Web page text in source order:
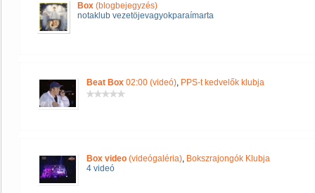
Box (blogbejegyzés)
notaklub vezetöjevagyokparaímarta
Beat Box 02:00 (videó), PPS-t kedvelők klubja
Box video (videógaléria), Bokszrajongók Klubja
4 videó